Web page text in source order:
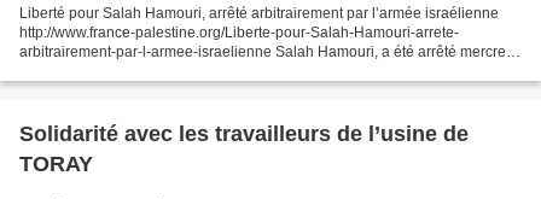
Liberté pour Salah Hamouri, arrêté arbitrairement par l’armée israélienne
http://www.france-palestine.org/Liberte-pour-Salah-Hamouri-arrete-
arbitrairement-par-l-armee-israelienne Salah Hamouri, a été arrêté mercredi
Solidarité avec les travailleurs de l’usine de
TORAY